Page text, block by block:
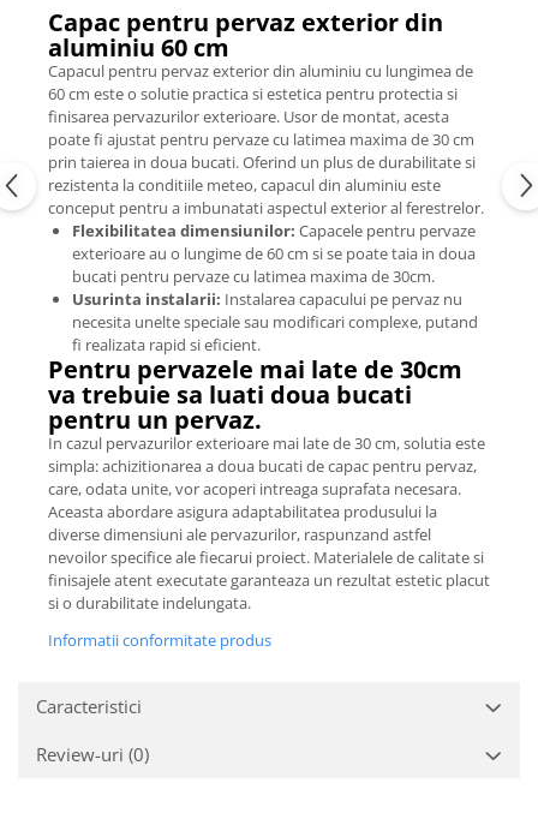
Capac pentru pervaz exterior din
aluminiu 60 cm
Capacul pentru pervaz exterior din aluminiu cu lungimea de
60 cm este o solutie practica si estetica pentru protectia si
finisarea pervazurilor exterioare. Usor de montat, acesta
poate fi ajustat pentru pervaze cu latimea maxima de 30 cm
prin taierea in doua bucati. Oferind un plus de durabilitate si
rezistenta la conditiile meteo, capacul din aluminiu este
conceput pentru a imbunatati aspectul exterior al ferestrelor.
Flexibilitatea dimensiunilor: Capacele pentru pervaze
exterioare au o lungime de 60 cm si se poate taia in doua
bucati pentru pervaze cu latimea maxima de 30cm.
Usurinta instalarii: Instalarea capacului pe pervaz nu
necesita unelte speciale sau modificari complexe, putand
fi realizata rapid si eficient.
Pentru pervazele mai late de 30cm
va trebuie sa luati doua bucati
pentru un pervaz.
In cazul pervazurilor exterioare mai late de 30 cm, solutia este
simpla: achizitionarea a doua bucati de capac pentru pervaz,
care, odata unite, vor acoperi intreaga suprafata necesara.
Aceasta abordare asigura adaptabilitatea produsului la
diverse dimensiuni ale pervazurilor, raspunzand astfel
nevoilor specifice ale fiecarui proiect. Materialele de calitate si
finisajele atent executate garanteaza un rezultat estetic placut
si o durabilitate indelungata.
Informatii conformitate produs
Caracteristici
Review-uri (0)